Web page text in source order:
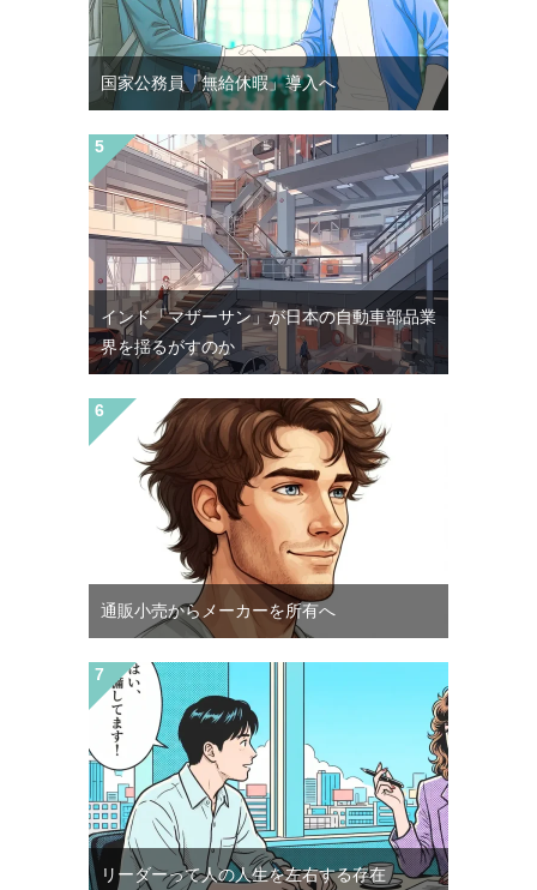
国家公務員「無給休暇」導入へ
インド「マザーサン」が日本の自動車部品業
界を揺るがすのか
通販小売からメーカーを所有へ
リーダーって人の人生を左右する存在